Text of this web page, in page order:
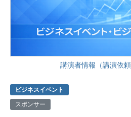
講演者情報（講演依
ビジネスイベント
スポンサー